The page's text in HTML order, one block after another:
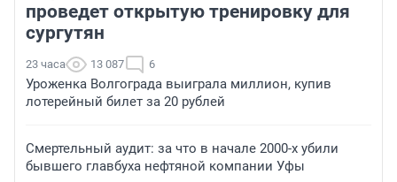
проведет открытую тренировку для
сургутян
23 часа 13 087 6
Уроженка Волгограда выиграла миллион, купив
лотерейный билет за 20 рублей
Смертельный аудит: за что в начале 2000-х убили
бывшего главбуха нефтяной компании Уфы